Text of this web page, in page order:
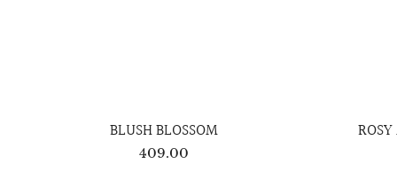
BLUSH BLOSSOM
409.00